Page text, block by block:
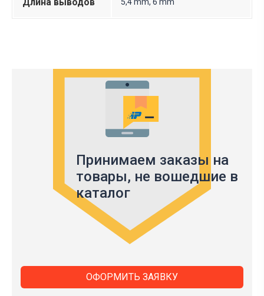
Принимаем заказы на
товары, не вошедшие в
каталог
ОФОРМИТЬ ЗАЯВКУ